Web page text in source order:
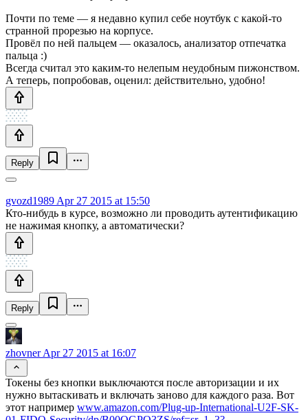
Почти по теме — я недавно купил себе ноутбук с какой-то
странной прорезью на корпусе.
Провёл по ней пальцем — оказалось, анализатор отпечатка
пальца :)
Всегда считал это каким-то нелепым неудобным пижонством.
А теперь, попробовав, оценил: действительно, удобно!
Reply
gvozd1989 Apr 27 2015 at 15:50
Кто-нибудь в курсе, возможно ли проводить аутентификацию
не нажимая кнопку, а автоматически?
Reply
zhovnerApr 27 2015 at 16:07
Токены без кнопки выключаются после авторизации и их
нужно вытаскивать и включать заново для каждого раза. Вот
этот например www.amazon.com/Plug-up-International-U2F-SK-